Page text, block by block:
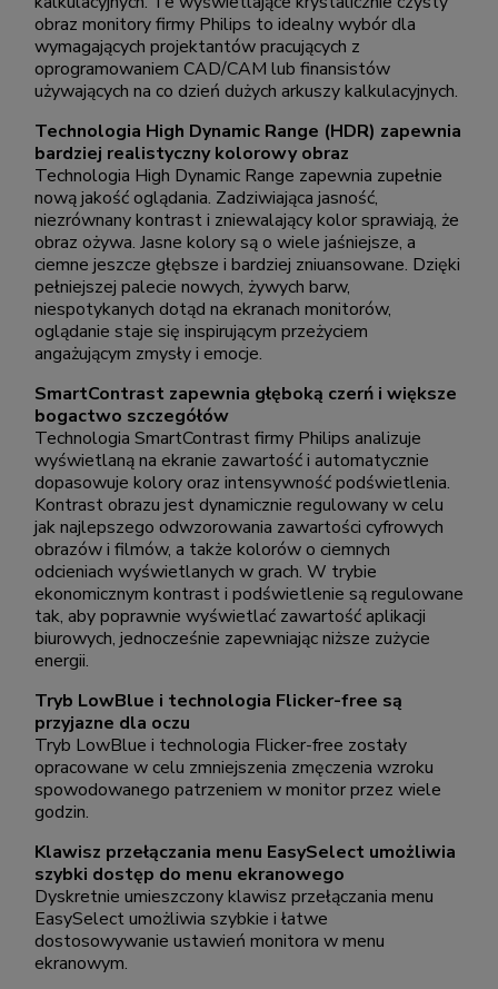
obraz monitory firmy Philips to idealny wybór dla
wymagających projektantów pracujących z
oprogramowaniem CAD/CAM lub finansistów
używających na co dzień dużych arkuszy kalkulacyjnych.
Technologia High Dynamic Range (HDR) zapewnia
bardziej realistyczny kolorowy obraz
Technologia High Dynamic Range zapewnia zupełnie
nową jakość oglądania. Zadziwiająca jasność,
niezrównany kontrast i zniewalający kolor sprawiają, że
obraz ożywa. Jasne kolory są o wiele jaśniejsze, a
ciemne jeszcze głębsze i bardziej zniuansowane. Dzięki
pełniejszej palecie nowych, żywych barw,
niespotykanych dotąd na ekranach monitorów,
oglądanie staje się inspirującym przeżyciem
angażującym zmysły i emocje.
SmartContrast zapewnia głęboką czerń i większe
bogactwo szczegółów
Technologia SmartContrast firmy Philips analizuje
wyświetlaną na ekranie zawartość i automatycznie
dopasowuje kolory oraz intensywność podświetlenia.
Kontrast obrazu jest dynamicznie regulowany w celu
jak najlepszego odwzorowania zawartości cyfrowych
obrazów i filmów, a także kolorów o ciemnych
odcieniach wyświetlanych w grach. W trybie
ekonomicznym kontrast i podświetlenie są regulowane
tak, aby poprawnie wyświetlać zawartość aplikacji
biurowych, jednocześnie zapewniając niższe zużycie
energii.
Tryb LowBlue i technologia Flicker-free są
przyjazne dla oczu
Tryb LowBlue i technologia Flicker-free zostały
opracowane w celu zmniejszenia zmęczenia wzroku
spowodowanego patrzeniem w monitor przez wiele
godzin.
Klawisz przełączania menu EasySelect umożliwia
szybki dostęp do menu ekranowego
Dyskretnie umieszczony klawisz przełączania menu
EasySelect umożliwia szybkie i łatwe
dostosowywanie ustawień monitora w menu
ekranowym.